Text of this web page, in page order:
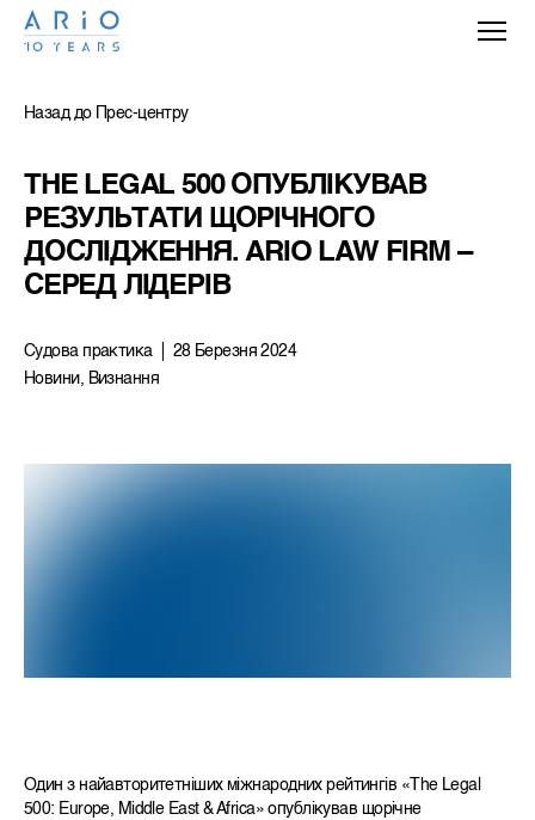
Назад до Прес-центру
THE LEGAL 500 ОПУБЛІКУВАВ
РЕЗУЛЬТАТИ ЩОРІЧНОГО
ДОСЛІДЖЕННЯ. ARIO LAW FIRM –
СЕРЕД ЛІДЕРІВ
Новини, Визнання
Судова практика 28 Березня 2024
Один з найавторитетніших міжнародних рейтингів «The Legal
500: Europe, Middle East & Africa» опублікував щорічне